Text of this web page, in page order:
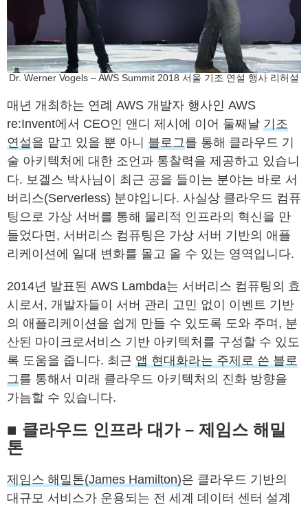
Dr. Werner Vogels – AWS Summit 2018 서울 기조 연설 행사 리허설
매년 개최하는 연례 AWS 개발자 행사인 AWS
re:Invent에서 CEO인 앤디 제시에 이어 둘째날 기조
연설 을 맡고 있을 뿐 아니 블로그를 통해 클라우드 기
술 아키텍처에 대한 조언과 통찰력을 제공하고 있습니
다. 보겔스 박사님이 최근 공을 들이는 분야는 바로 서
버리스(Serverless) 분야입니다. 사실상 클라우드 컴퓨
팅으로 가상 서버를 통해 물리적 인프라의 혁신을 만
들었다면, 서버리스 컴퓨팅은 가상 서버 기반의 애플
리케이션에 일대 변화를 몰고 올 수 있는 영역입니다.
2014년 발표된 AWS Lambda는 서버리스 컴퓨팅의 효
시로서, 개발자들이 서버 관리 고민 없이 이벤트 기반
의 애플리케이션을 쉽게 만들 수 있도록 도와 주며, 분
산된 마이크로서비스 기반 아키텍처를 구성할 수 있도
록 도움을 줍니다. 최근 앱 현대화라는 주제로 쓴 블로
그를 통해서 미래 클라우드 아키텍처의 진화 방향을
가늠할 수 있습니다.
■ 클라우드 인프라 대가 – 제임스 해밀
톤
제임스 해밀톤(James Hamilton)은 클라우드 기반의
대규모 서비스가 운용되는 전 세계 데이터 센터 설계